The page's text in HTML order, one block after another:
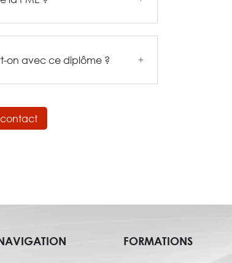
L
on avec ce diplôme ?
contact
FORMATIONS